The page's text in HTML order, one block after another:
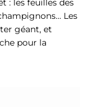
: les feuilles des
Les
géant, et
pour la